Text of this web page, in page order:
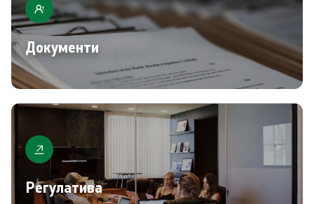
Документи
Регулатива